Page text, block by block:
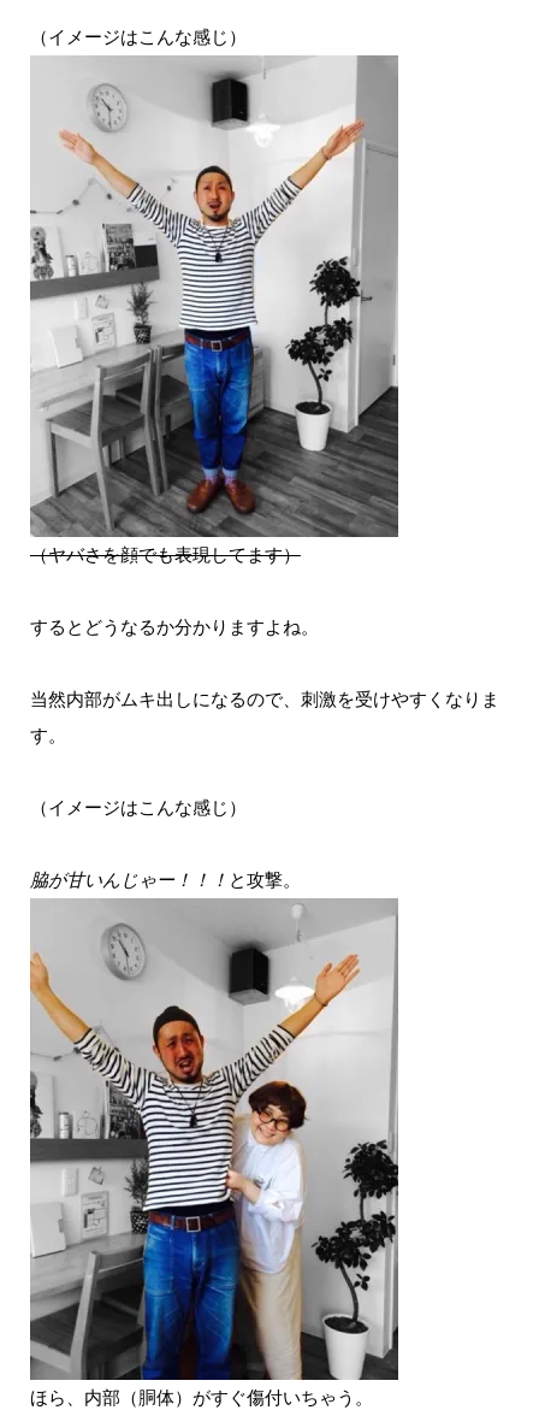
（イメージはこんな感じ）
（ヤバさを顔でも表現してます）
するとどうなるか分かりますよね。
当然内部がムキ出しになるので、刺激を受けやすくなりま
す。
（イメージはこんな感じ）
脇が甘いんじゃー！！！ と攻撃。
ほら、内部（胴体）がすぐ傷付いちゃう。